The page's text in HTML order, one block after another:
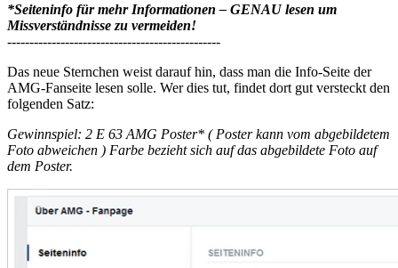
*Seiteninfo für mehr Informationen – GENAU lesen um
Missverständnisse zu vermeiden!
------------------------------------------------
Das neue Sternchen weist darauf hin, dass man die Info-Seite der
AMG-Fanseite lesen solle. Wer dies tut, findet dort gut versteckt den
folgenden Satz:
Gewinnspiel: 2 E 63 AMG Poster* ( Poster kann vom abgebildetem
Foto abweichen ) Farbe bezieht sich auf das abgebildete Foto auf
dem Poster.